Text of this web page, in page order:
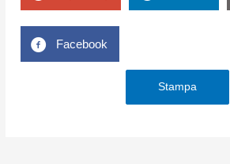
Facebook
Stampa